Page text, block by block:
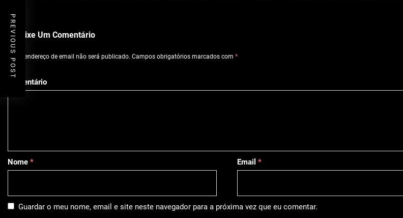
Deixe Um Comentário
O seu endereço de email não será publicado. Campos obrigatórios marcados com *
Comentário
Nome * Email*
Guardar o meu nome, email e site neste navegador para a próxima vez que eu comentar.
PREVIOUS POST